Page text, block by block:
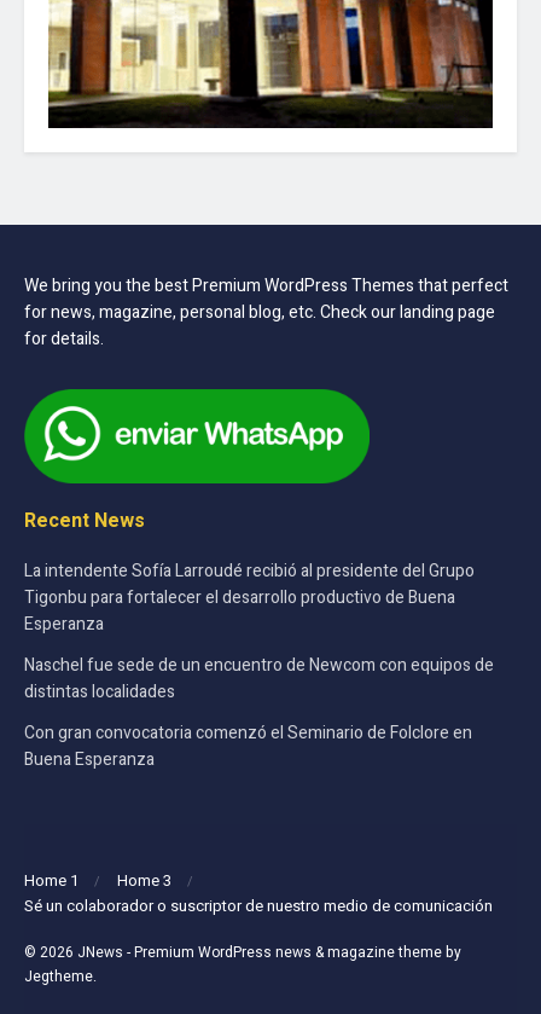
We bring you the best Premium WordPress Themes that perfect
for news, magazine, personal blog, etc. Check our landing page
for details.
Recent News
La intendente Sofía Larroudé recibió al presidente del Grupo
Tigonbu para fortalecer el desarrollo productivo de Buena
Esperanza
Naschel fue sede de un encuentro de Newcom con equipos de
distintas localidades
Con gran convocatoria comenzó el Seminario de Folclore en
Buena Esperanza
Home 1
Home 3
Sé un colaborador o suscriptor de nuestro medio de comunicación
© 2026 JNews - Premium WordPress news & magazine theme by
Jegtheme.